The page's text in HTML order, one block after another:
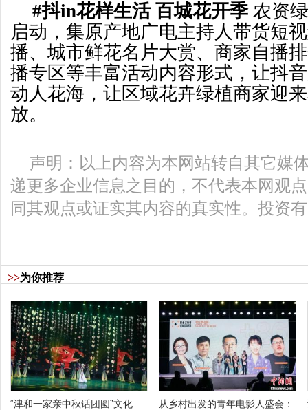
#抖in花样生活 百城花开季 农资
启动，集原产地广电主持人带货短
播、城市鲜花名片大赏、商家自播
播专区等丰富活动内容形式，让抖
动人花海，让区域花卉绿植商家迎
放。
声明：以上内容为本网站转自其它媒
递更多企业信息之目的，不代表本网观
同其观点或证实其内容的真实性。投资
>>为你推荐
“津和一家亲中秋话团圆”文化 从乡村出发的青年电影人盛会：